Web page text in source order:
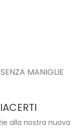
MANIGLIE
alla nostra nuova